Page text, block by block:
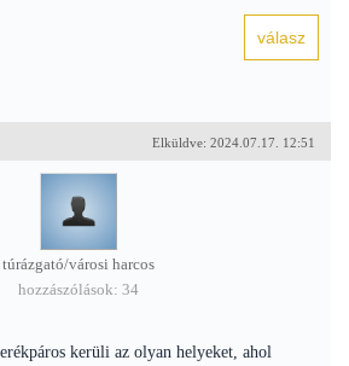
Elküldve: 2024.07.17. 12:51
túrázgató/városi harcos
hozzászólások: 34
kerüli az olyan helyeket, ahol